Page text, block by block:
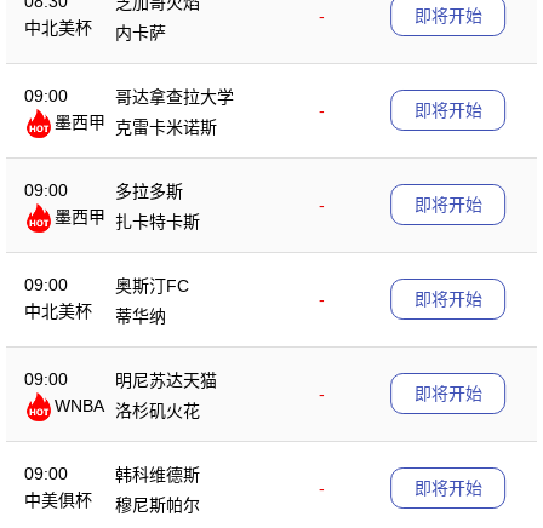
中北美杯
-
内卡萨
即将开始
09:00
墨西甲
哥达拿查拉大学
-
克雷卡米诺斯
即将开始
09:00
墨西甲
多拉多斯
-
扎卡特卡斯
即将开始
09:00
中北美杯
奥斯汀FC
-
蒂华纳
即将开始
09:00
WNBA
明尼苏达天猫
-
洛杉矶火花
即将开始
09:00
中美俱杯
韩科维德斯
-
穆尼斯帕尔
即将开始